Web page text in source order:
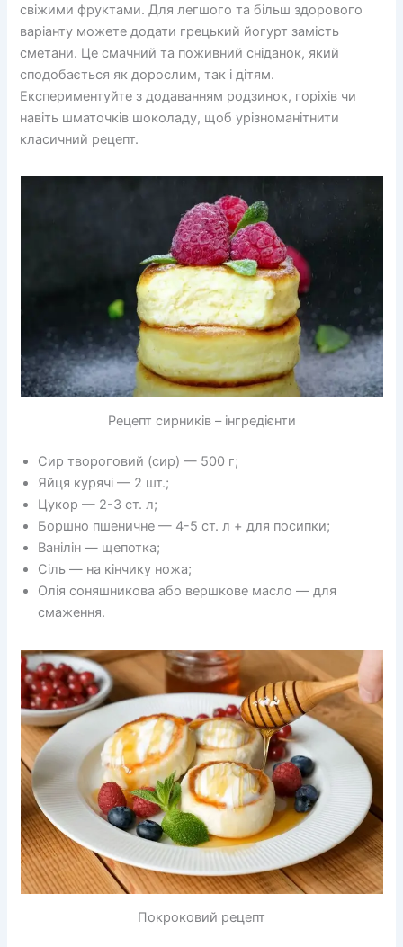
свіжими фруктами. Для легшого та більш здорового
варіанту можете додати грецький йогурт замість
сметани. Це смачний та поживний сніданок, який
сподобається як дорослим, так і дітям.
Експериментуйте з додаванням родзинок, горіхів чи
навіть шматочків шоколаду, щоб урізноманітнити
класичний рецепт.
Рецепт сирників – інгредієнти
Сир твороговий (сир) — 500 г;
Яйця курячі — 2 шт.;
Цукор — 2-3 ст. л;
Боршно пшеничне — 4-5 ст. л + для посипки;
Ванілін — щепотка;
Сіль — на кінчику ножа;
Олія соняшникова або вершкове масло — для
смаження.
Покроковий рецепт